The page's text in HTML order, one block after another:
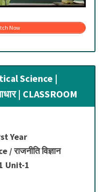
Now
Science |
| CLASSROOM
Year
राजनीति विज्ञान
Unit-1